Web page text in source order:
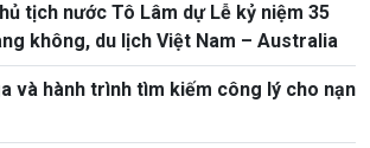
tịch nước Tô Lâm dự Lễ kỷ niệm 35
không, du lịch Việt Nam – Australia
và hành trình tìm kiếm công lý cho nạn